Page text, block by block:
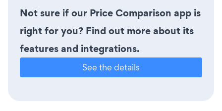
Not sure if our Price Comparison app is
right for you? Find out more about its
features and integrations.
See the details